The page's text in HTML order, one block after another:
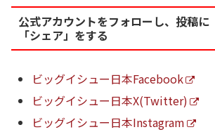
公式アカウントをフォローし、投稿に
「シェア」をする
ビッグイシュー日本Facebook
ビッグイシュー日本X(Twitter)
ビッグイシュー日本Instagram